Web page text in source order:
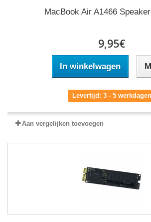
MacBook Air A1466
9,95€
In winkelwagen
Levertijd: 3 - 5 werkdagen
Aan vergelijken toevoegen